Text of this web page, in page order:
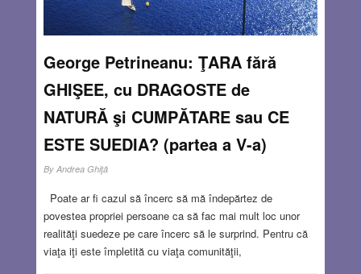
George Petrineanu: ŢARA fără
GHIŞEE, cu DRAGOSTE de
NATURĂ şi CUMPĂTARE sau CE
ESTE SUEDIA? (partea a V-a)
By Andrea Ghiţă
Poate ar fi cazul să încerc să mă îndepărtez de
povestea propriei persoane ca să fac mai mult loc unor
realităţi suedeze pe care încerc să le surprind. Pentru că
viaţa iţi este împletită cu viaţa comunităţii,